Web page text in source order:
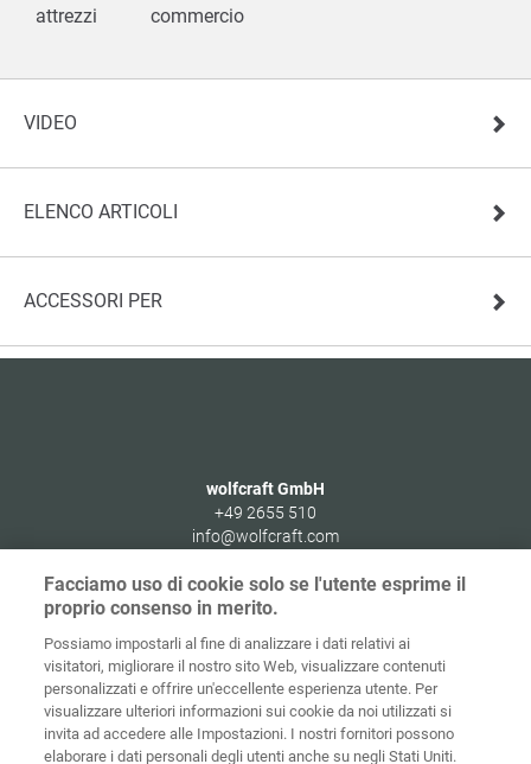
attrezzi
commercio
VIDEO
ELENCO ARTICOLI
ACCESSORI PER
wolfcraft GmbH
+49 2655 510
info@wolfcraft.com
Wolffstraße 1
56746 Kempenich
Germany
Home Contatti Colofone Tutela dei dati
Facciamo uso di cookie solo se l'utente esprime il
proprio consenso in merito.
Possiamo impostarli al fine di analizzare i dati relativi ai
visitatori, migliorare il nostro sito Web, visualizzare contenuti
personalizzati e offrire un'eccellente esperienza utente. Per
visualizzare ulteriori informazioni sui cookie da noi utilizzati si
invita ad accedere alle Impostazioni. I nostri fornitori possono
elaborare i dati personali degli utenti anche su negli Stati Uniti.